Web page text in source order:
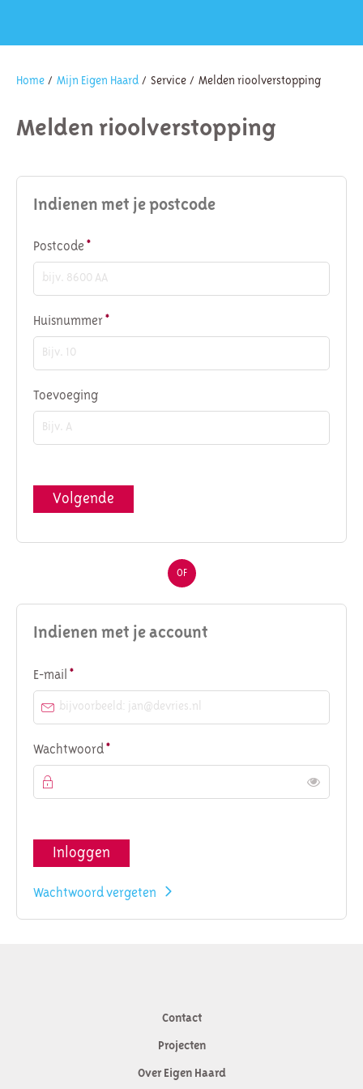
Home Mijn Eigen Haard Service Melden rioolverstopping
Melden rioolverstopping
Indienen met je postcode
Postcode *
Verplicht veld
Huisnummer *
Verplicht veld
Toevoeging
Volgende
OF
Indienen met je account
E-mail *
Verplicht veld
Wachtwoord *
Verplicht veld
Inloggen
Wachtwoord vergeten
Contact
Projecten
Over Eigen Haard